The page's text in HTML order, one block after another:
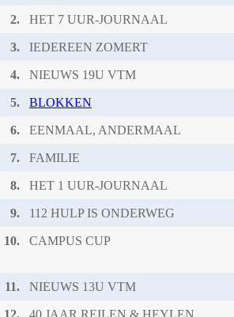
2. HET 7 UUR-JOURNAAL
3. IEDEREEN ZOMERT
4. NIEUWS 19U VTM
5. BLOKKEN
6. EENMAAL, ANDERMAAL
7. FAMILIE
8. HET 1 UUR-JOURNAAL
9. 112 HULP IS ONDERWEG
10. CAMPUS CUP
11. NIEUWS 13U VTM
12. 40 JAAR REILEN & HEYLEN